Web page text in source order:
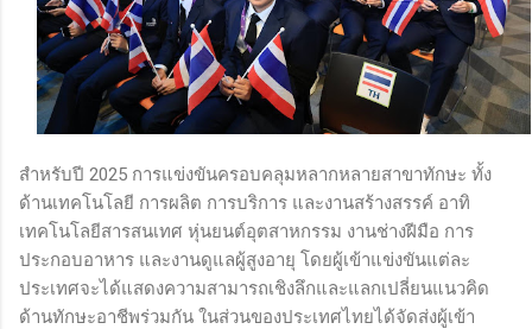
สำหรับปี 2025 การแข่งขันครอบคลุมหลากหลายสาขาทักษะ ทั้ง
ด้านเทคโนโลยี การผลิต การบริการ และงานสร้างสรรค์ อาทิ
เทคโนโลยีสารสนเทศ หุ่นยนต์อุตสาหกรรม งานช่างฝีมือ การ
ประกอบอาหาร และงานดูแลผู้สูงอายุ โดยผู้เข้าแข่งขันแต่ละ
ประเทศจะได้แสดงความสามารถเชิงลึกและแลกเปลี่ยนแนวคิด
ด้านทักษะอาชีพร่วมกัน ในส่วนของประเทศไทยได้จัดส่งผู้เข้า